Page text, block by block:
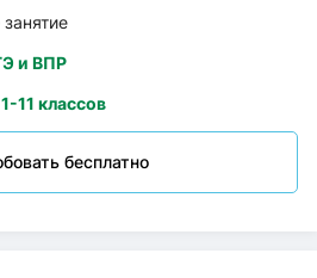
и ВПР
1-11 классов
бесплатно